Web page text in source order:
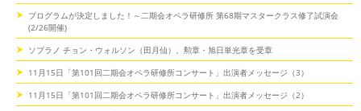
プログラムが決定しました！～二期会オペラ研修所 第68期マスタークラス修了試演会
(2/26開催)
ソプラノ チョン・ウォルソン（田月仙）、勲章・旭日単光章を受章
11月15日「第101回二期会オペラ研修所コンサート」出演者メッセージ（3）
11月15日「第101回二期会オペラ研修所コンサート」出演者メッセージ（2）